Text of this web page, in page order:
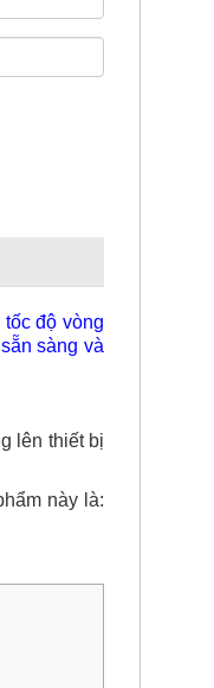
độ vòng
sàng và
lên thiết bị
này là: